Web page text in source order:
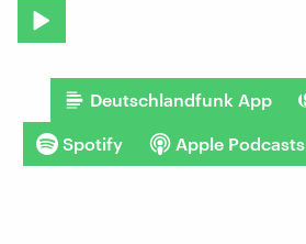
Deutschlandfunk App
Spotify Apple Podcasts